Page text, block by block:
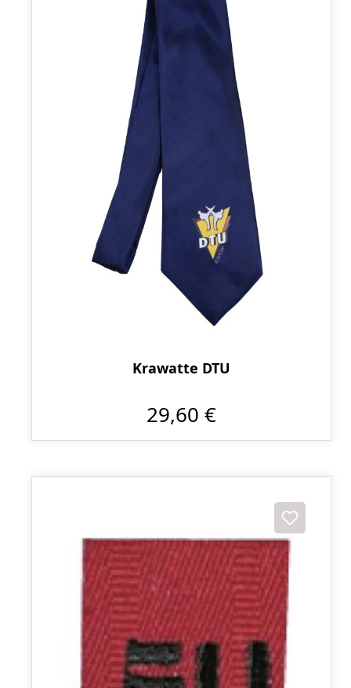
Krawatte DTU
29,60 €